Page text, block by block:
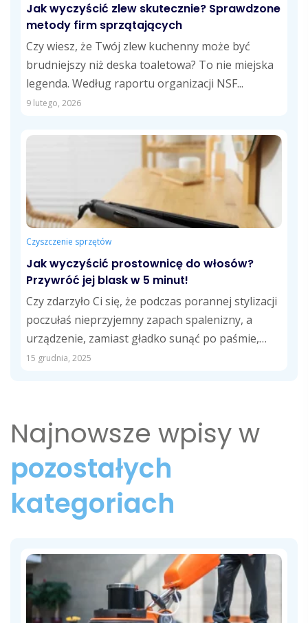
Jak wyczyścić zlew skutecznie? Sprawdzone
metody firm sprzątających
Czy wiesz, że Twój zlew kuchenny może być
brudniejszy niż deska toaletowa? To nie miejska
legenda. Według raportu organizacji NSF...
9 lutego, 2026
Czyszczenie sprzętów
Jak wyczyścić prostownicę do włosów?
Przywróć jej blask w 5 minut!
Czy zdarzyło Ci się, że podczas porannej stylizacji
poczułaś nieprzyjemny zapach spalenizny, a
urządzenie, zamiast gładko sunąć po paśmie,
zaczęło...
15 grudnia, 2025
Najnowsze wpisy w
pozostałych
kategoriach